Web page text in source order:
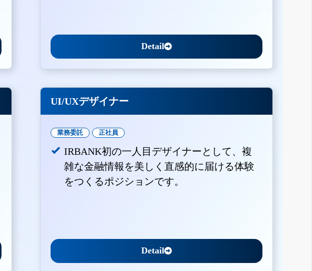
Detail
UI/UXデザイナー
業務委託 正社員
IRBANK初の一人目デザイナーとして、複
雑な金融情報を美しく直感的に届ける体験
をつくるポジションです。
Detail